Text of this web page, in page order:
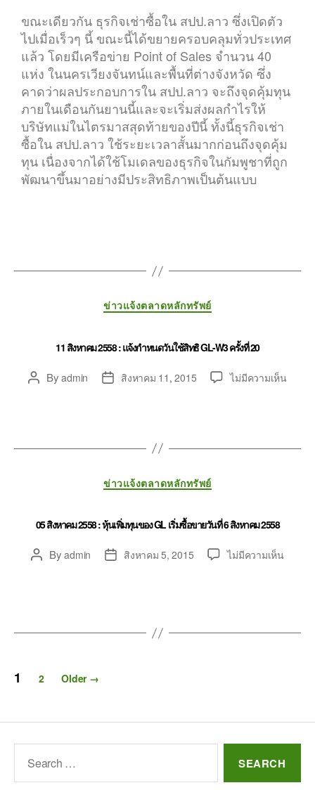
ขณะเดียวกัน ธุรกิจเช่าซื้อใน สปป.ลาว ซึ่งเปิดตัว
ไปเมื่อเร็วๆ นี้ ขณะนี้ได้ขยายครอบคลุมทั่วประเทศ
แล้ว โดยมีเครือข่าย Point of Sales จำนวน 40
แห่ง ในนครเวียงจันทน์และพื้นที่ต่างจังหวัด ซึ่ง
คาดว่าผลประกอบการใน สปป.ลาว จะถึงจุดคุ้มทุน
ภายในเดือนกันยานนี้และจะเริ่มส่งผลกำไรให้
บริษัทแม่ในไตรมาสสุดท้ายของปีนี้ ทั้งนี้ธุรกิจเช่า
ซื้อใน สปป.ลาว ใช้ระยะเวลาสั้นมากก่อนถึงจุดคุ้ม
ทุน เนื่องจากได้ใช้โมเดลของธุรกิจในกัมพูชาที่ถูก
พัฒนาขึ้นมาอย่างมีประสิทธิภาพเป็นต้นแบบ
ข่าวแจ้งตลาดหลักทรัพย์
11 สิงหาคม 2558 : แจ้งกำหนดวันใช้สิทธิ GL-W3 ครั้งที่ 20
Byadmin สิงหาคม 11, 2015 ไม่มีความเห็น
ข่าวแจ้งตลาดหลักทรัพย์
05 สิงหาคม 2558 : หุ้นเพิ่มทุนของ GL เริ่มซื้อขายวันที่ 6 สิงหาคม 2558
Byadmin สิงหาคม 5, 2015 ไม่มีความเห็น
1 2 Older →